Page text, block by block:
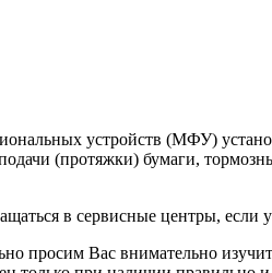
устройств (МФУ)
(протяжки) бумаги,
в сервисные центры, если
просим Вас внимательно